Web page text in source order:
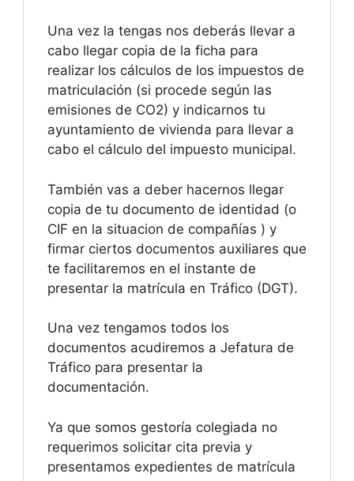
Una vez la tengas nos deberás llevar a
cabo llegar copia de la ficha para
realizar los cálculos de los impuestos de
matriculación (si procede según las
emisiones de CO2) y indicarnos tu
ayuntamiento de vivienda para llevar a
cabo el cálculo del impuesto municipal.
También vas a deber hacernos llegar
copia de tu documento de identidad (o
CIF en la situacion de compañías ) y
firmar ciertos documentos auxiliares que
te facilitaremos en el instante de
presentar la matrícula en Tráfico (DGT).
Una vez tengamos todos los
documentos acudiremos a Jefatura de
Tráfico para presentar la
documentación.
Ya que somos gestoría colegiada no
requerimos solicitar cita previa y
presentamos expedientes de matrícula